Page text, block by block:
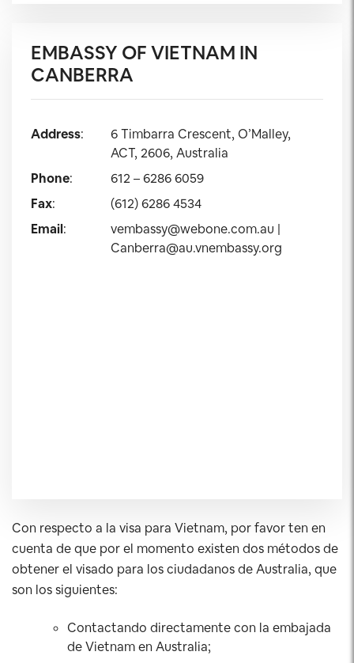
EMBASSY OF VIETNAM IN
CANBERRA
Address:
6 Timbarra Crescent, O’Malley,
ACT, 2606, Australia
Phone:
612 – 6286 6059
Fax:
(612) 6286 4534
Email: vembassy@webone.com.au |
Canberra@au.vnembassy.org
Con respecto a la visa para Vietnam, por favor ten en
cuenta de que por el momento existen dos métodos de
obtener el visado para los ciudadanos de Australia, que
son los siguientes:
Contactando directamente con la embajada
de Vietnam en Australia;